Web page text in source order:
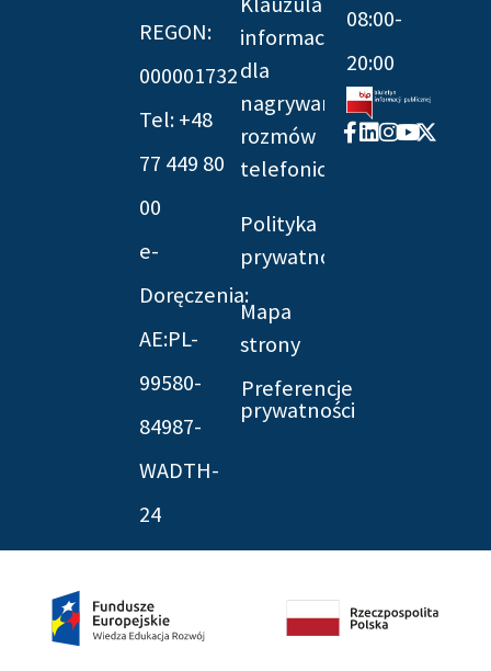
REGON:
000001732
Tel: +48
77 449 80
00
e-
Doręczenia:
AE:PL-
99580-
84987-
WADTH-
24
informacyjna
dla
nagrywania
rozmów
telefonicznych
Polityka
prywatności
Mapa
strony
Preferencje
prywatności
08:00-
20:00
Facebook-
f
Linkedin
Instagram
Youtube
X-
twitter